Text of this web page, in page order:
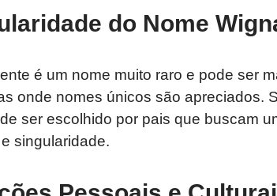
do Nome
é um nome muito raro e pode ser
onde nomes únicos são apreciados.
ser escolhido por pais que buscam
singularidade.